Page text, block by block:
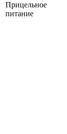
Прицельное
питание